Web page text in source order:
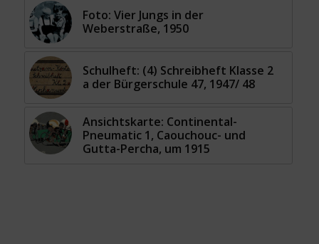
Foto: Vier Jungs in der
Weberstraße, 1950
Schulheft: (4) Schreibheft Klasse 2
a der Bürgerschule 47, 1947/ 48
Ansichtskarte: Continental-
Pneumatic 1, Caouchouc- und
Gutta-Percha, um 1915